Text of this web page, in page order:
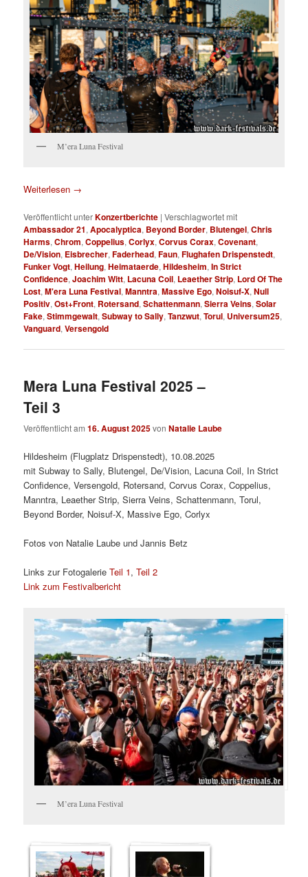
M’era Luna Festival
Weiterlesen →
Veröffentlicht unterKonzertberichte |Verschlagwortet mit
Ambassador 21,Apocalyptica, Beyond Border, Blutengel,Chris
Harms,Chrom,Coppelius,Corlyx,Corvus Corax,Covenant,
De/Vision, Eisbrecher,Faderhead,Faun,Flughafen Drispenstedt,
Funker Vogt,Heilung,Heimataerde,Hildesheim,In Strict
Confidence,Joachim Witt, Lacuna Coil, Leaether Strip, Lord Of The
Lost,M'era Luna Festival,Manntra,Massive Ego,Noisuf-X,Null
Positiv,Ost+Front, Rotersand,Schattenmann,Sierra Veins,Solar
Fake,Stimmgewalt,Subway to Sally,Tanzwut,Torul, Universum25,
Vanguard,Versengold
Mera Luna Festival 2025 –
Teil 3
Veröffentlicht am16. August 2025vonNatalie Laube
Hildesheim (Flugplatz Drispenstedt), 10.08.2025
mit Subway to Sally, Blutengel, De/Vision, Lacuna Coil, In Strict
Confidence, Versengold, Rotersand, Corvus Corax, Coppelius,
Manntra, Leaether Strip, Sierra Veins, Schattenmann, Torul,
Beyond Border, Noisuf-X, Massive Ego, Corlyx
Fotos von Natalie Laube und Jannis Betz
Links zur FotogalerieTeil 1,Teil 2
Link zum Festivalbericht
M’era Luna Festival